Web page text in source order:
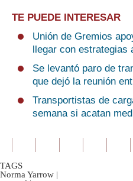
TE PUEDE INTERESAR
Unión de Gremios
llegar con estrategias
Se levantó paro de
que dejó la reunión
Transportistas de
semana si acatan
TAGS
Norma Yarrow |